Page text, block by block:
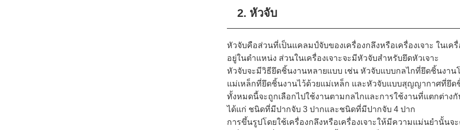
2. หัวจับ
หัวจับคือส่วนที่เป็นแคลมป์จับของเครื่องกลึงหรือเครื่องเจาะ ในเ
อยู่ในตำแหน่ง ส่วนในเครื่องเจาะจะมีหัวจับสำหรับยึดหัวเจาะ
หัวจับจะมีวิธียึดชิ้นงานหลายแบบ เช่น หัวจับแบบกลไกที่ยึดชิ้นงาน
แม่เหล็กที่ยึดชิ้นงานไว้ด้วยแม่เหล็ก และหัวจับแบบสุญญากาศที่ยึ
ทั้งหมดนี้จะถูกเลือกไปใช้งานตามกลไกและการใช้งานที่แตกต่าง
ได้แก่ ชนิดที่มีปากจับ 3 ปากและชนิดที่มีปากจับ 4 ปาก
การขึ้นรูปโดยใช้เครื่องกลึงหรือเครื่องเจาะให้มีความแม่นยำนั้น